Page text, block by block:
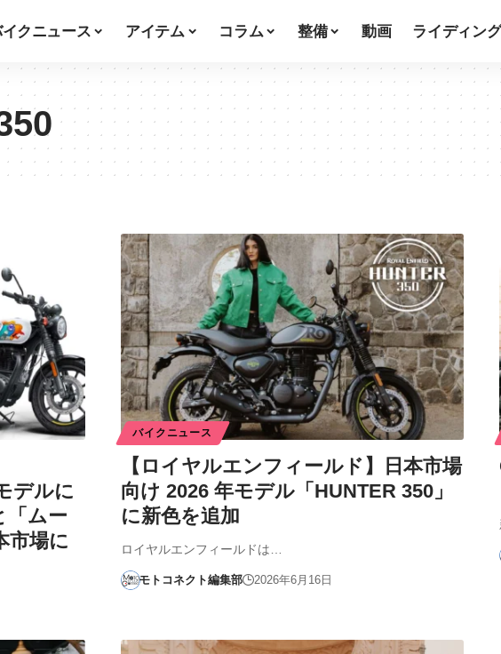
クニュース アイテム コラム 整備 動画 ライディング
デルに
「ムー
市場に
バイクニュース
【ロイヤルエンフィールド】⽇本市場
向け 2026 年モデル「HUNTER 350」
に新⾊を追加
ロイヤルエンフィールドは…
モトコネクト編集部 2026年6月16日